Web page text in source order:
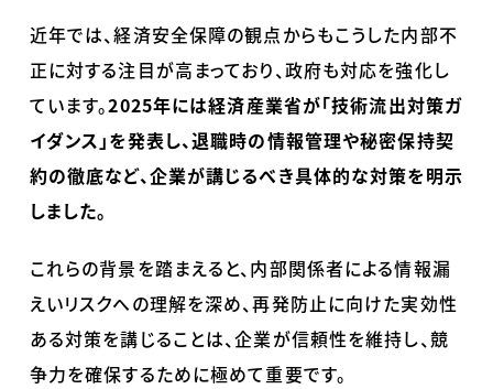
近年では、経済安全保障の観点からもこうした内部不
正に対する注目が高まっており、政府も対応を強化し
ています。2025年には経済産業省が「技術流出対策ガ
イダンス」を発表し、退職時の情報管理や秘密保持契
約の徹底など、企業が講じるべき具体的な対策を明示
しました。
これらの背景を踏まえると、内部関係者による情報漏
えいリスクへの理解を深め、再発防止に向けた実効性
ある対策を講じることは、企業が信頼性を維持し、競
争力を確保するために極めて重要です。